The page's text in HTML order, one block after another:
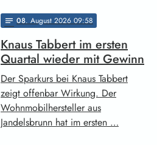
notes 08. August 2026 09:58
Knaus Tabbert im ersten
Quartal wieder mit Gewinn
Der Sparkurs bei Knaus Tabbert
zeigt offenbar Wirkung. Der
Wohnmobilhersteller aus
Jandelsbrunn hat im ersten …